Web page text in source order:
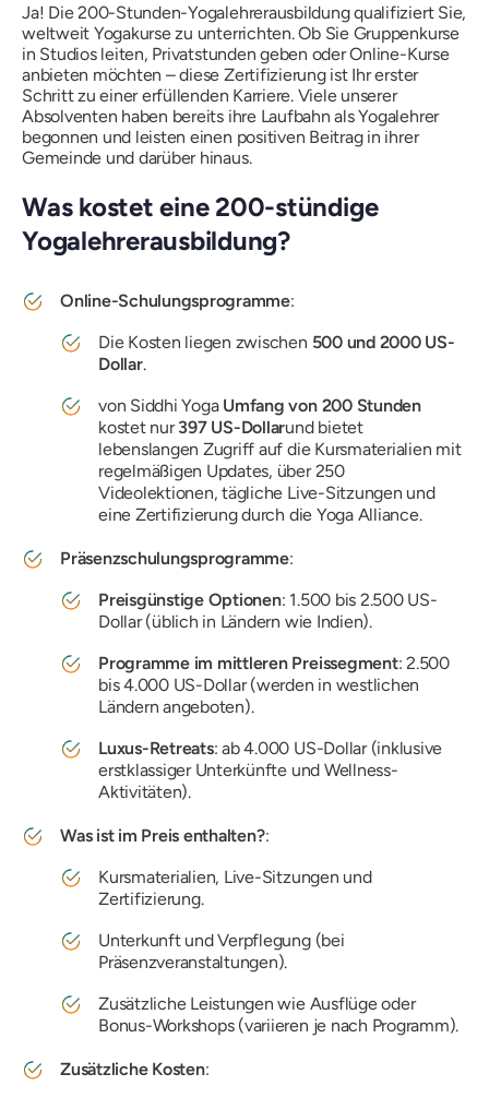
Ja! Die 200-Stunden-Yogalehrerausbildung qualifiziert Sie,
weltweit Yogakurse zu unterrichten. Ob Sie Gruppenkurse
in Studios leiten, Privatstunden geben oder Online-Kurse
anbieten möchten – diese Zertifizierung ist Ihr erster
Schritt zu einer erfüllenden Karriere. Viele unserer
Absolventen haben bereits ihre Laufbahn als Yogalehrer
begonnen und leisten einen positiven Beitrag in ihrer
Gemeinde und darüber hinaus.
Was kostet eine 200-stündige
Yogalehrerausbildung?
Online-Schulungsprogramme:
Die Kosten liegen zwischen 500 und 2000 US-
Dollar.
von Siddhi Yoga Umfang von 200 Stunden
kostet nur397 US-Dollarund bietet
lebenslangen Zugriff auf die Kursmaterialien mit
regelmäßigen Updates, über 250
Videolektionen, tägliche Live-Sitzungen und
eine Zertifizierung durch die Yoga Alliance.
Präsenzschulungsprogramme:
Preisgünstige Optionen: 1.500 bis 2.500 US-
Dollar (üblich in Ländern wie Indien).
Programme im mittleren Preissegment: 2.500
bis 4.000 US-Dollar (werden in westlichen
Ländern angeboten).
Luxus-Retreats: ab 4.000 US-Dollar (inklusive
erstklassiger Unterkünfte und Wellness-
Aktivitäten).
Was ist im Preis enthalten?:
Kursmaterialien, Live-Sitzungen und
Zertifizierung.
Unterkunft und Verpflegung (bei
Präsenzveranstaltungen).
Zusätzliche Leistungen wie Ausflüge oder
Bonus-Workshops (variieren je nach Programm).
Zusätzliche Kosten: